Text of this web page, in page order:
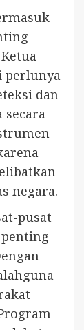
perlunya
dan
secara
negara.
pusat